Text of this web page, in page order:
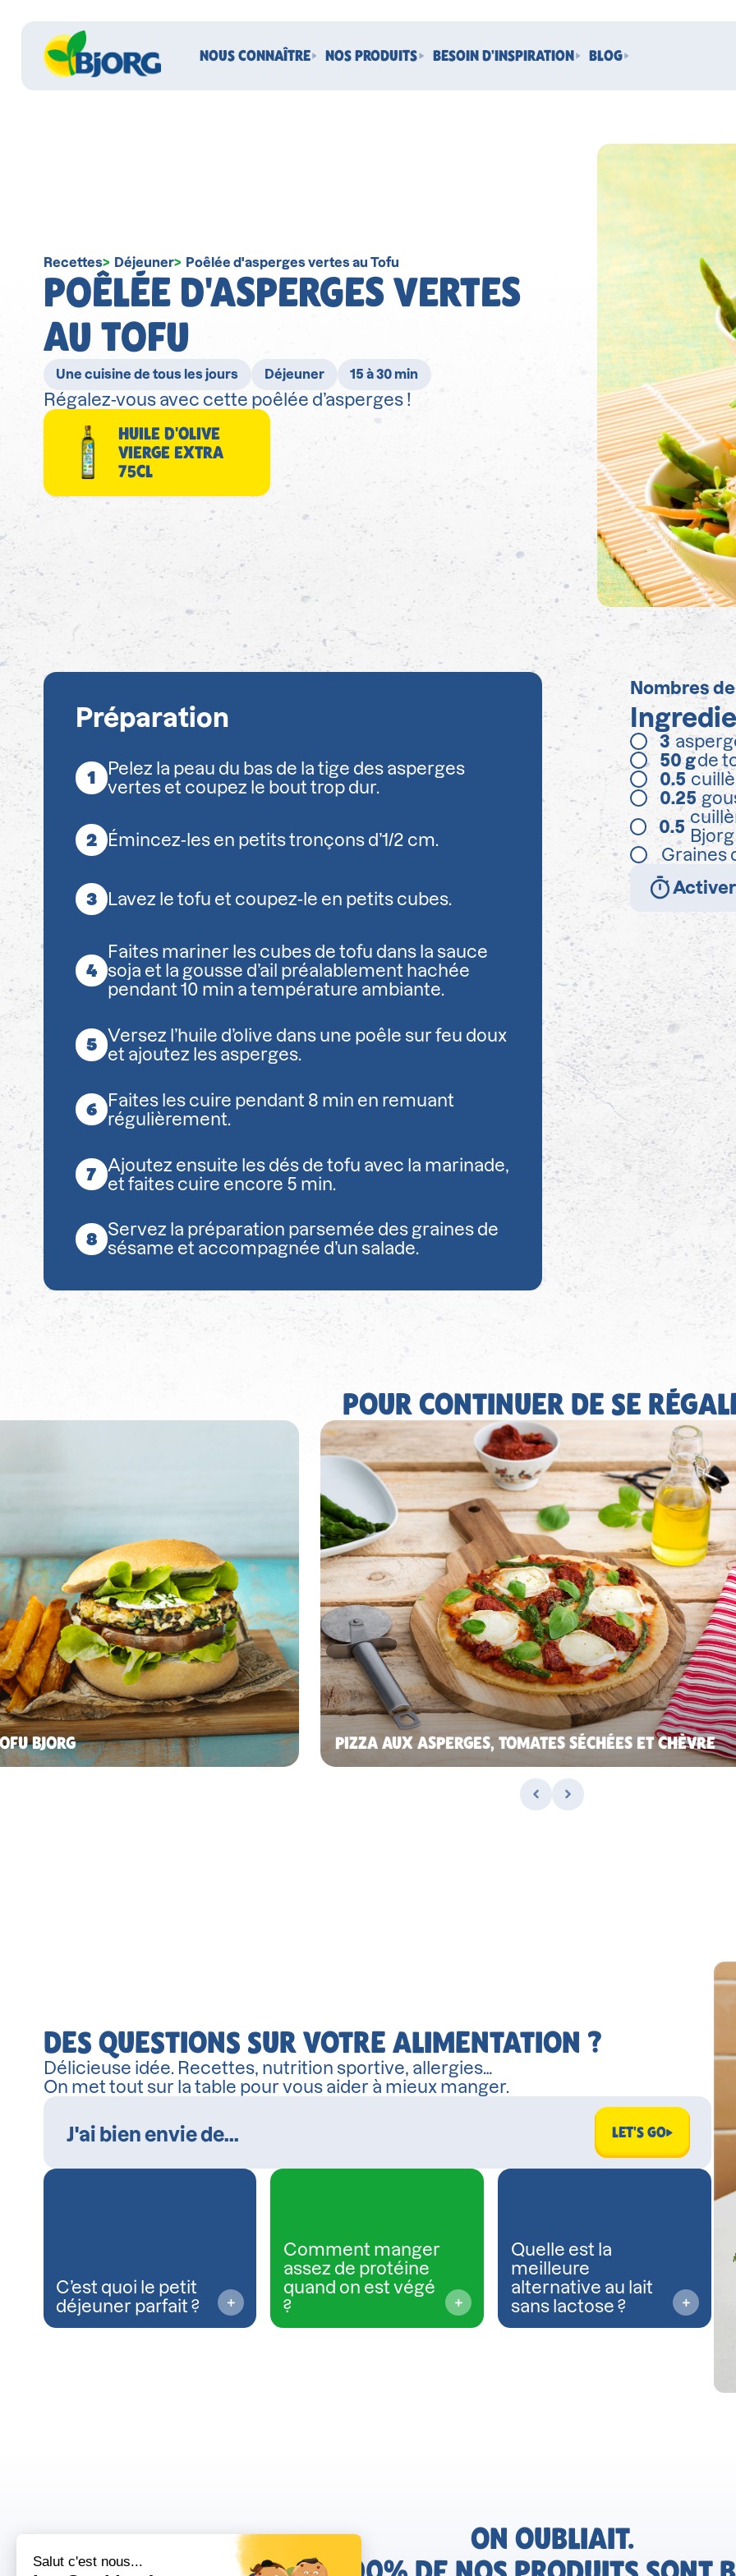
NOUS CONNAÎTRE NOS PRODUITS BESOIN D'INSPIRATION BLOG
Recettes Déjeuner Poêlée d'asperges vertes au Tofu
POÊLÉE D'ASPERGES VERTES
AU TOFU
Une cuisine de tous les jours Déjeuner 15 à 30 min
Régalez-vous avec cette poêlée d’asperges !
HUILE D'OLIVE
VIERGE EXTRA
75CL
Préparation
Pelez la peau du bas de la tige des asperges
vertes et coupez le bout trop dur.
Émincez-les en petits tronçons d’1/2 cm.
Lavez le tofu et coupez-le en petits cubes.
Faites mariner les cubes de tofu dans la sauce
soja et la gousse d’ail préalablement hachée
pendant 10 min a température ambiante.
Versez l’huile d’olive dans une poêle sur feu doux
et ajoutez les asperges.
Faites les cuire pendant 8 min en remuant
régulièrement.
Ajoutez ensuite les dés de tofu avec la marinade,
et faites cuire encore 5 min.
Servez la préparation parsemée des graines de
sésame et accompagnée d’un salade.
Nombres
3
50 gde
0.5
0.25
0.5 Bjorg
Graines
POUR CONTINUER DE SE
BJORG PIZZA AUX ASPERGES, TOMATES SÉCHÉES ET CHÈVRE
DES QUESTIONS SUR VOTRE ALIMENTATION ?
Délicieuse idée. Recettes, nutrition sportive, allergies…
On met tout sur la table pour vous aider à mieux manger.
LET'S GO
C’est quoi le petit
déjeuner parfait ?
Comment manger
assez de protéine
quand on est végé
?
Quelle est la
meilleure
alternative au lait
sans lactose ?
ON OUBLIAIT.